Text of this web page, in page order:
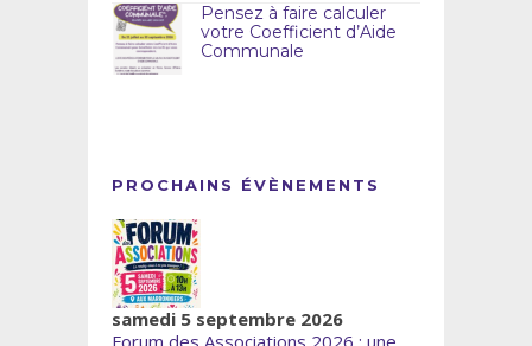
Pensez à faire calculer
votre Coefficient d’Aide
Communale
PROCHAINS ÉVÈNEMENTS
samedi 5 septembre 2026
Forum des Associations 2026 : une